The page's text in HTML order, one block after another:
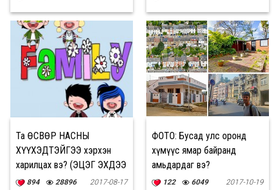
Та ӨСВӨР НАСНЫ
ХҮҮХЭДТЭЙГЭЭ хэрхэн
харилцах вэ? (ЭЦЭГ ЭХДЭЭ
уншуулах зөвлөмж)
894 28896 2017-08-17
ФОТО: Бусад улс оронд
хүмүүс ямар байранд
амьдардаг вэ?
122 6049 2017-10-19